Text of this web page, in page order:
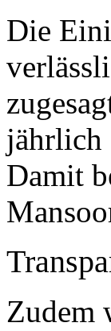
Die
jährlich
Damit
Zudem